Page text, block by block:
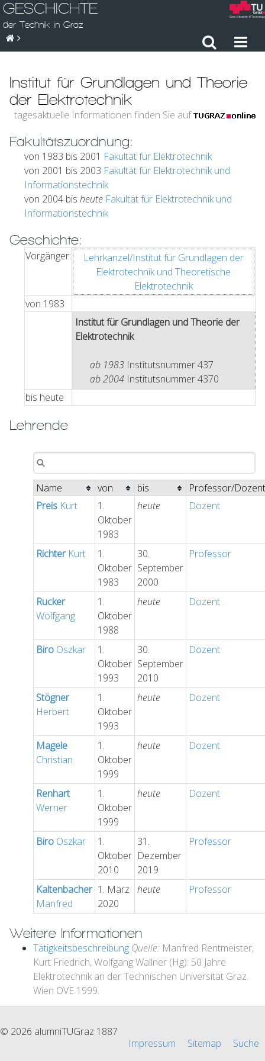
GESCHICHTE
der Technik in Graz
Institut für Grundlagen und Theorie
der Elektrotechnik
tagesaktuelle Informationen finden Sie auf
Fakultätszuordnung:
von 1983 bis 2001 Fakultät für Elektrotechnik
von 2001 bis 2003 Fakultät für Elektrotechnik und
Informationstechnik
von 2004 bis heute Fakultät für Elektrotechnik und
Informationstechnik
Geschichte:
Vorgänger:
Lehrkanzel/Institut für Grundlagen der
Elektrotechnik und Theoretische
Elektrotechnik
von 1983
Institut für Grundlagen und Theorie der
Elektrotechnik
ab 1983 Institutsnummer 437
ab 2004 Institutsnummer 4370
bis heute
Lehrende
Name von bis
Professor/Dozent
Preis Kurt
1.
Oktober
1983
heute Dozent
RichterKurt
1.
Oktober
1983
30.
September
2000
Professor
Rucker
Wolfgang
1.
Oktober
1988
heute Dozent
Biro Oszkar
1.
Oktober
1993
30.
September
2010
Dozent
Stögner
Herbert
1.
Oktober
1993
heute Dozent
Magele
Christian
1.
Oktober
1999
heute Dozent
Renhart
Werner
1.
Oktober
1999
heute Dozent
Biro Oszkar
1.
Oktober
2010
31.
Dezember
2019
Professor
Kaltenbacher
Manfred
1. März
2020
heute Professor
Weitere Informationen
Tätigkeitsbeschreibung Quelle: Manfred Rentmeister,
Kurt Friedrich, Wolfgang Wallner (Hg): 50 Jahre
Elektrotechnik an der Technischen Universität Graz.
Wien OVE 1999.
© 2026 alumniTUGraz 1887
Impressum
Sitemap Suche